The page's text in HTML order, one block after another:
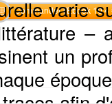
Commander l'Ebook 10.4
varie
–
un